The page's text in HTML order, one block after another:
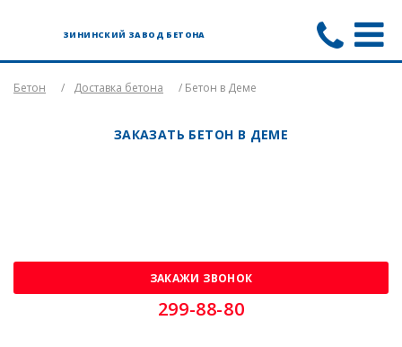
ЗИНИНСКИЙ ЗАВОД БЕТОНА
Бетон / Доставка бетона / Бетон в Деме
ЗАКАЗАТЬ БЕТОН В ДЕМЕ
ЗАКАЖИ ЗВОНОК
299-88-80